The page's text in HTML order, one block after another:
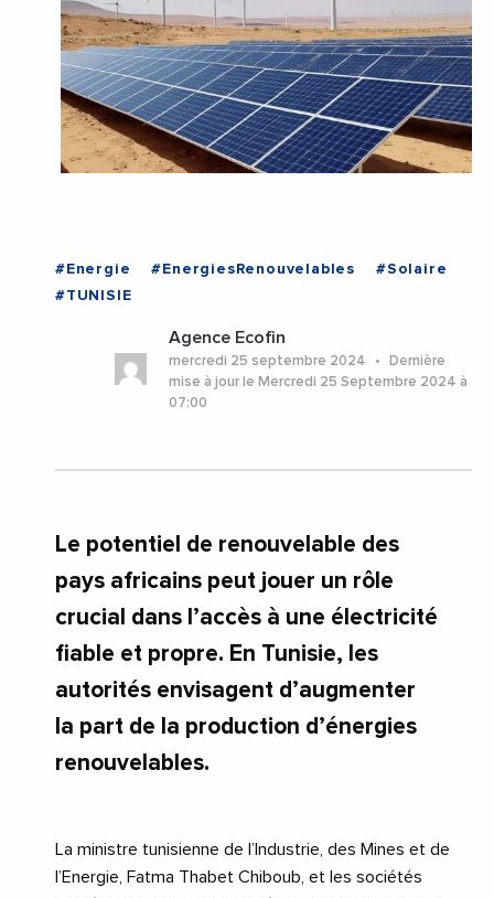
#Energie #EnergiesRenouvelables
#Solaire
#TUNISIE
Agence Ecofin
mercredi 25 septembre 2024
Dernière
mise à jour le Mercredi 25 Septembre 2024 à
07:00
Le potentiel de renouvelable des
pays africains peut jouer un rôle
crucial dans l’accès à une électricité
fiable et propre. En Tunisie, les
autorités envisagent d’augmenter
la part de la production d’énergies
renouvelables.
La ministre tunisienne de l’Industrie, des Mines et de
l’Energie, Fatma Thabet Chiboub, et les sociétés